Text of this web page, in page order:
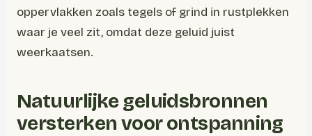
oppervlakken zoals tegels of grind in rustplekken
waar je veel zit, omdat deze geluid juist
weerkaatsen.
Natuurlijke geluidsbronnen
versterken voor ontspanning